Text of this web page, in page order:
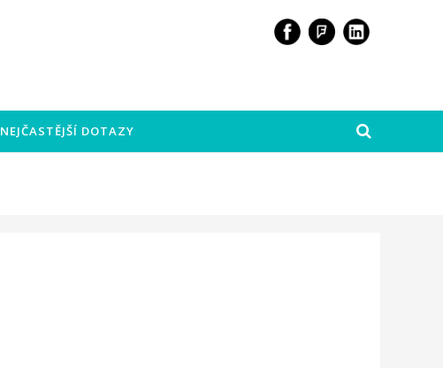
NEJČASTĚJŠÍ DOTAZY